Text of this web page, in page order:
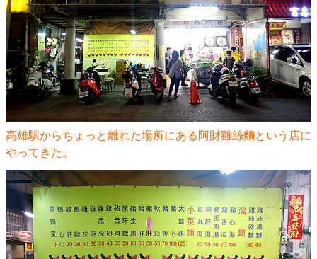
高雄駅からちょっと離れた場所にある阿財雞絲麵という店に
やってきた。